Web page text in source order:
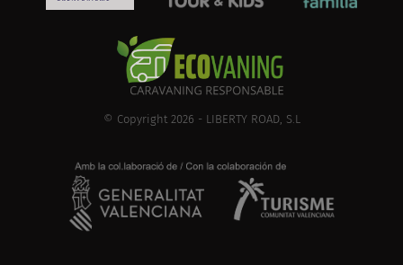
© Copyright 2026 - LIBERTY ROAD, S.L